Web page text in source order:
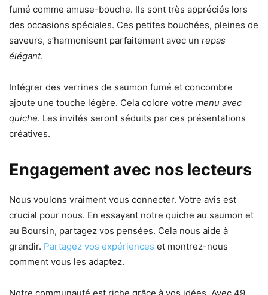
fumé comme amuse-bouche. Ils sont très appréciés lors
des occasions spéciales. Ces petites bouchées, pleines de
saveurs, s’harmonisent parfaitement avec un repas
élégant.
Intégrer des verrines de saumon fumé et concombre
ajoute une touche légère. Cela colore votre menu avec
quiche. Les invités seront séduits par ces présentations
créatives.
Engagement avec nos lecteurs
Nous voulons vraiment vous connecter. Votre avis est
crucial pour nous. En essayant notre quiche au saumon et
au Boursin, partagez vos pensées. Cela nous aide à
grandir. Partagez vos expériences et montrez-nous
comment vous les adaptez.